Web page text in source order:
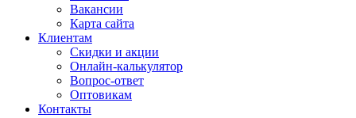
Вакансии
Карта сайта
Клиентам
Скидки и акции
Онлайн-калькулятор
Вопрос-ответ
Оптовикам
Контакты